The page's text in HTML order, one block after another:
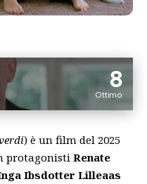
8
Ottimo
) è un film del 2025
protagonisti Renate
Ibsdotter Lilleaas